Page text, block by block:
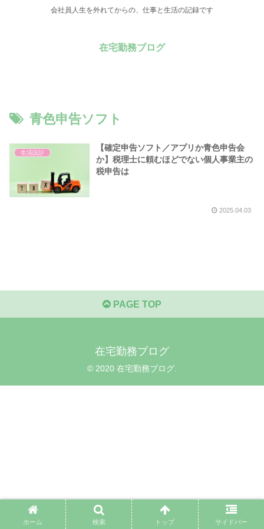
会社員人生を外れてからの、仕事と生活の記録です
在宅勤務ブログ
青色申告ソフト
生活設計
【確定申告ソフト／アプリか青色申告会
か】税理士に頼むほどでない個人事業主の
税申告は
2025.04.03
PAGE TOP
在宅勤務ブログ
© 2020 在宅勤務ブログ.
ホーム 検索 トップ サイドバー